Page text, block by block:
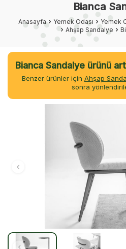
Bianca
Anasayfa Yemek Odası Yemek
Ahşap Sandalye
Bianca Sandalye ürünü
Benzer ürünler için Ahşap
sonra